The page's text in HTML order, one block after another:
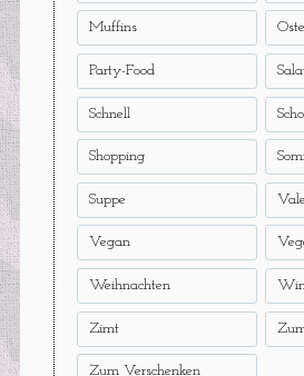
Muffins
Party-Food
Schnell
Shopping
Suppe
Vegan
Weihnachten
Zimt
Zum Verschenken